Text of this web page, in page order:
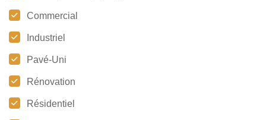
Commercial
Industriel
Pavé-Uni
Rénovation
Résidentiel